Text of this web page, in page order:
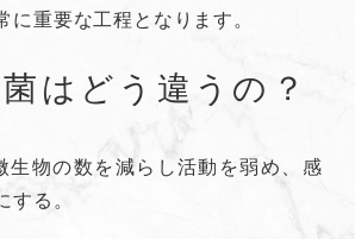
に重要な工程となります。
はどう違うの？
生物の数を減らし活動を弱め、感
る。